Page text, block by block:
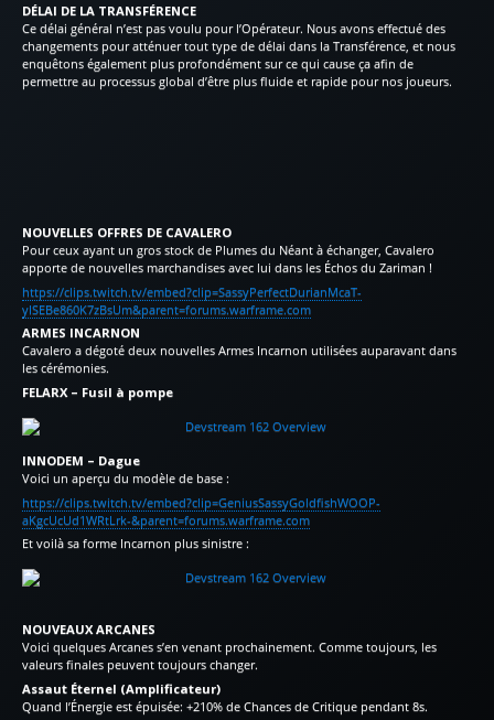
DÉLAI DE LA TRANSFÉRENCE
Ce délai général n’est pas voulu pour l’Opérateur. Nous avons effectué des
changements pour atténuer tout type de délai dans la Transférence, et nous
enquêtons également plus profondément sur ce qui cause ça afin de
permettre au processus global d’être plus fluide et rapide pour nos joueurs.
NOUVELLES OFFRES DE CAVALERO
Pour ceux ayant un gros stock de Plumes du Néant à échanger, Cavalero
apporte de nouvelles marchandises avec lui dans les Échos du Zariman !
https://clips.twitch.tv/embed?clip=SassyPerfectDurianMcaT-
yISEBe860K7zBsUm&parent=forums.warframe.com
ARMES INCARNON
Cavalero a dégoté deux nouvelles Armes Incarnon utilisées auparavant dans
les cérémonies.
FELARX – Fusil à pompe
INNODEM – Dague
Voici un aperçu du modèle de base :
https://clips.twitch.tv/embed?clip=GeniusSassyGoldfishWOOP-
aKgcUcUd1WRtLrk-&parent=forums.warframe.com
Et voilà sa forme Incarnon plus sinistre :
NOUVEAUX ARCANES
Voici quelques Arcanes s’en venant prochainement. Comme toujours, les
valeurs finales peuvent toujours changer.
Assaut Éternel (Amplificateur)
Quand l’Énergie est épuisée: +210% de Chances de Critique pendant 8s.